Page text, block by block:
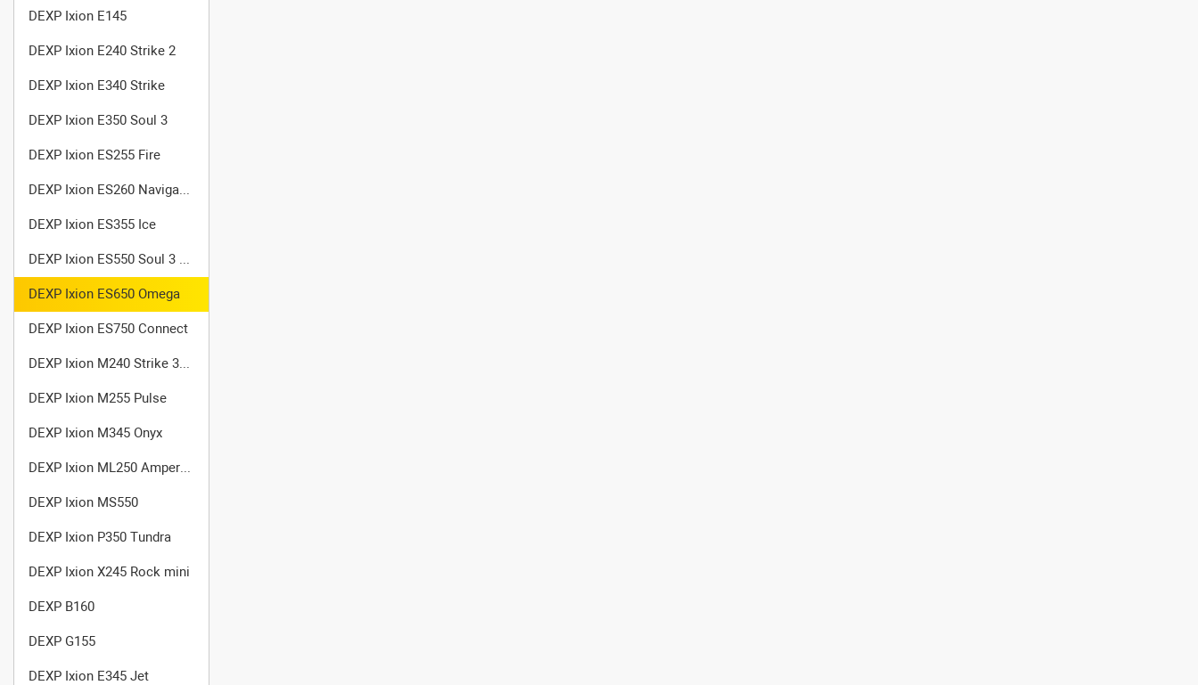
DEXP Ixion E145
DEXP Ixion E240 Strike 2
DEXP Ixion E340 Strike
DEXP Ixion E350 Soul 3
DEXP Ixion ES255 Fire
DEXP Ixion ES260 Navigator
DEXP Ixion ES355 Ice
DEXP Ixion ES550 Soul 3 Pro
DEXP Ixion ES650 Omega
DEXP Ixion ES750 Connect
DEXP Ixion M240 Strike 3 Pro
DEXP Ixion M255 Pulse
DEXP Ixion M345 Onyx
DEXP Ixion ML250 Amper M
DEXP Ixion MS550
DEXP Ixion P350 Tundra
DEXP Ixion X245 Rock mini
DEXP B160
DEXP G155
DEXP Ixion E345 Jet